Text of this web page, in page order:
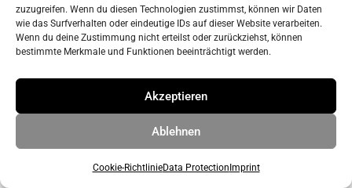
zuzugreifen. Wenn du diesen Technologien zustimmst, können wir Daten
wie das Surfverhalten oder eindeutige IDs auf dieser Website verarbeiten.
Wenn du deine Zustimmung nicht erteilst oder zurückziehst, können
bestimmte Merkmale und Funktionen beeinträchtigt werden.
Akzeptieren
Ablehnen
Cookie-RichtlinieData Protection Imprint
imprint
© 2026 ahrens & grabenhorst architekten stadtplaner Part
• Built withGeneratePress